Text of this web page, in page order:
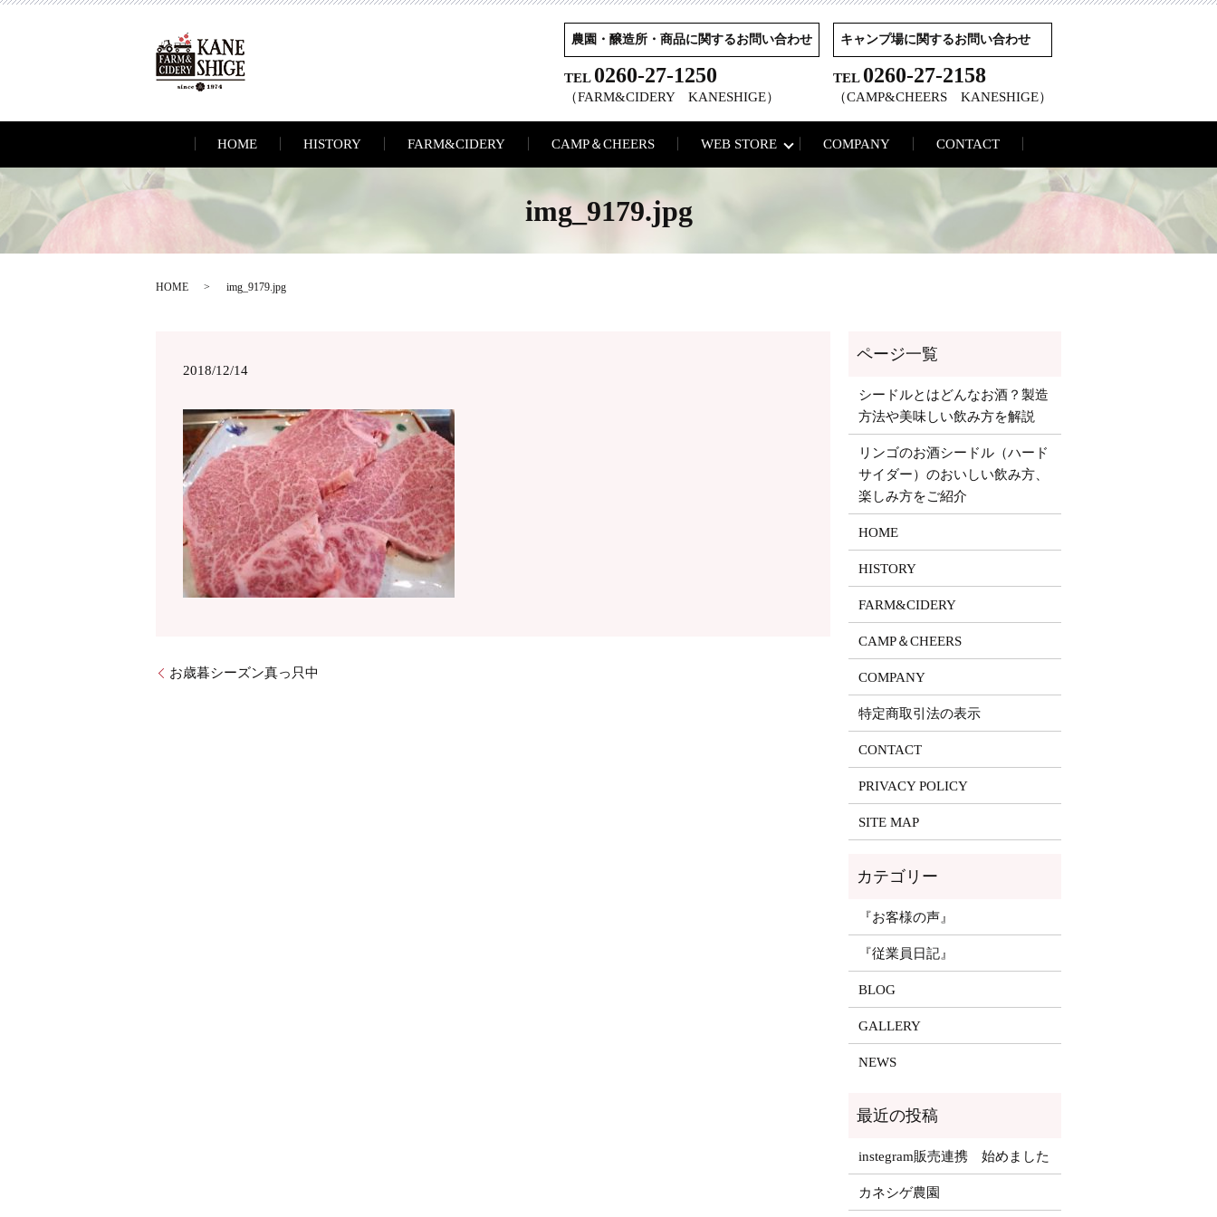
農園・醸造所・商品に関するお問い合わせ
TEL 0260-27-1250
（FARM&CIDERY KANESHIGE）
キャンプ場に関するお問い合わせ
TEL 0260-27-2158
（CAMP&CHEERS KANESHIGE）
HOME HISTORY FARM&CIDERY CAMP＆CHEERS WEB STORE COMPANY CONTACT
img_9179.jpg
HOME img_9179.jpg
2018/12/14
お歳暮シーズン真っ只中
シードルとはどんなお酒？製造
方法や美味しい飲み方を解説
リンゴのお酒シードル（ハード
サイダー）のおいしい飲み方、
楽しみ方をご紹介
HOME
HISTORY
FARM&CIDERY
CAMP＆CHEERS
COMPANY
特定商取引法の表示
CONTACT
PRIVACY POLICY
SITE MAP
『お客様の声』
『従業員日記』
BLOG
GALLERY
NEWS
instegram販売連携 始めました
カネシゲ農園